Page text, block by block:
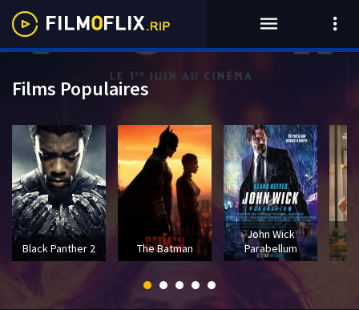
Films Populaires
Black Panther 2 The Batman
John Wick
Parabellum